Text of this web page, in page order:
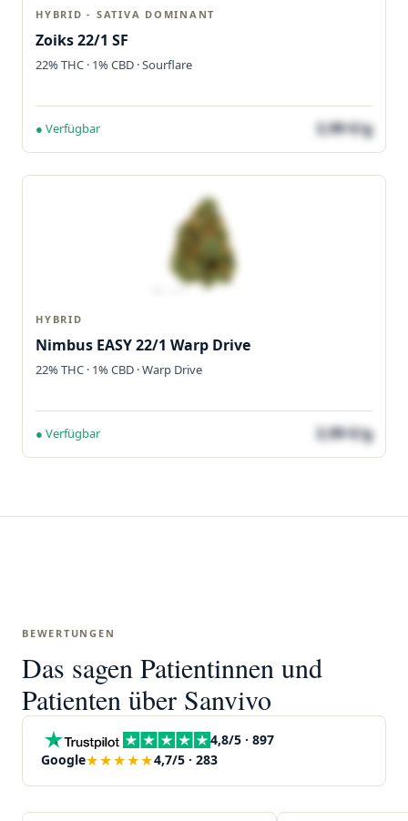
HYBRID - SATIVA DOMINANT
Zoiks 22/1 SF
22% THC · 1% CBD · Sourflare
● Verfügbar 3,99 €/g
HYBRID
Nimbus EASY 22/1 Warp Drive
22% THC · 1% CBD · Warp Drive
● Verfügbar 3,99 €/g
BEWERTUNGEN
Das sagen Patientinnen und
Patienten über Sanvivo
4,8/5 · 897
Google★★★★★4,7/5 · 283